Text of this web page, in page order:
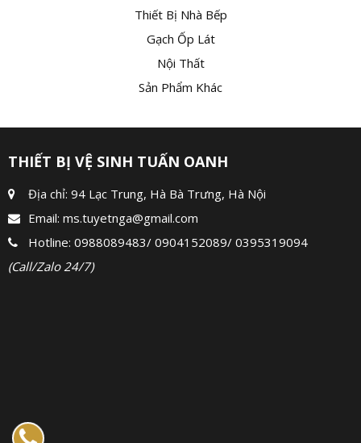
Thiết Bị Nhà Bếp
Gạch Ốp Lát
Nội Thất
Sản Phẩm Khác
THIẾT BỊ VỆ SINH TUẤN OANH
Địa chỉ: 94 Lạc Trung, Hà Bà Trưng, Hà Nội
Email: ms.tuyetnga@gmail.com
Hotline: 0988089483/ 0904152089/ 0395319094
(Call/Zalo 24/7)